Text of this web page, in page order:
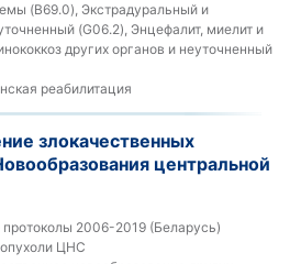
(B69.0), Экстрадуральный и
(G06.2), Энцефалит, миелит и
других органов и неуточненный
реабилитация
злокачественных
центральной
протоколы 2006-2019 (Беларусь)
опухоли ЦНС